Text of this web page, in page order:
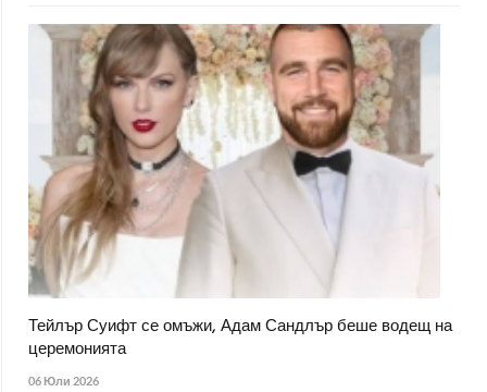
Тейлър Суифт се омъжи, Адам Сандлър беше водещ на
церемонията
06 Юли 2026